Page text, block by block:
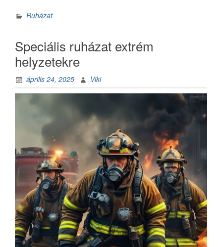
ruhák
Ruházat
Speciális ruházat extrém
helyzetekre
április 24, 2025 Viki